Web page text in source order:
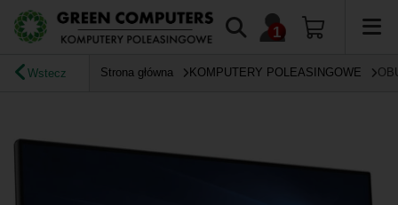
Wstecz Strona główna KOMPUTERY POLEASINGOWE